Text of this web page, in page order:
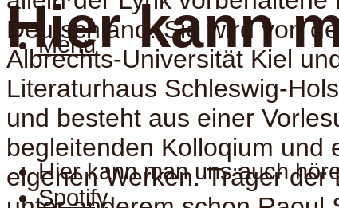
Menu
Hier kann
Hier kann man uns auch
Spotify
Deutschland. Sie wird von
Albrechts-Universität Kiel
Literaturhaus Schleswig-
und besteht aus einer
begleitenden Kolloqium und
eigenen Werken. Träger der